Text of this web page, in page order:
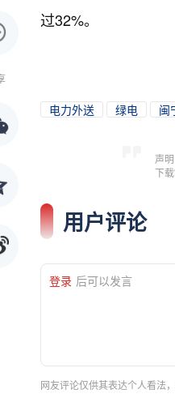
过32%。
电力外送 绿电 闽
声
下
用户评论
登录 后可以发言
网友评论仅供其表达个人看法